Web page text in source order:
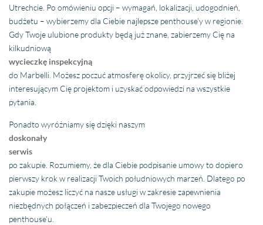
Utrechcie. Po omówieniu opcji – wymagań, lokalizacji, udogodnień,
budżetu – wybierzemy dla Ciebie najlepsze penthouse’y w regionie.
Gdy Twoje ulubione produkty będą już znane, zabierzemy Cię na
kilkudniową
wycieczkę inspekcyjną
do Marbelli. Możesz poczuć atmosferę okolicy, przyjrzeć się bliżej
interesującym Cię projektom i uzyskać odpowiedzi na wszystkie
pytania.
Ponadto wyróżniamy się dzięki naszym
doskonały
serwis
po zakupie. Rozumiemy, że dla Ciebie podpisanie umowy to dopiero
pierwszy krok w realizacji Twoich południowych marzeń. Dlatego po
zakupie możesz liczyć na nasze usługi w zakresie zapewnienia
niezbędnych połączeń i zabezpieczeń dla Twojego nowego
penthouse’u.